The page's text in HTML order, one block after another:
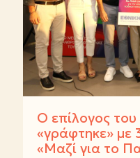
Ο επίλογος
«γράφτηκε»
«Μαζί για το